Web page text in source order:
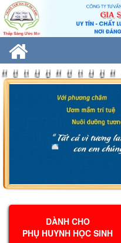
DÀNH CHO
PHỤ HUYNH HỌC SINH